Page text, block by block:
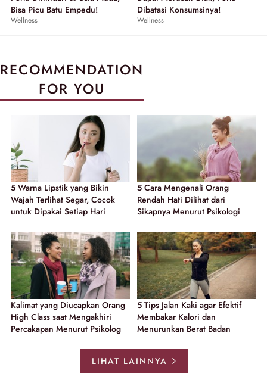
Bisa Picu Batu Empedu!
Wellness
Dibatasi Konsumsinya!
Wellness
RECOMMENDATION
FOR YOU
5 Warna Lipstik yang Bikin
Wajah Terlihat Segar, Cocok
untuk Dipakai Setiap Hari
5 Cara Mengenali Orang
Rendah Hati Dilihat dari
Sikapnya Menurut Psikologi
Kalimat yang Diucapkan Orang
High Class saat Mengakhiri
Percakapan Menurut Psikolog
5 Tips Jalan Kaki agar Efektif
Membakar Kalori dan
Menurunkan Berat Badan
LIHAT LAINNYA